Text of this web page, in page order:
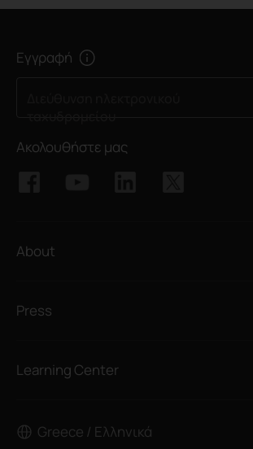
Εγγραφή
Ακολουθήστε μας
About
Press
Learning Center
Greece / Ελληνικά